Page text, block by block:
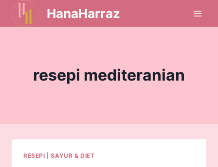
HanaHarraz
resepi mediteranian
RESEPI |SAYUR & DIET